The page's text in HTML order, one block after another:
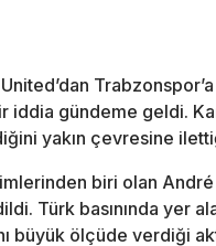
iddia gündeme geldi.
yakın çevresine
biri olan André
Türk basınında yer
büyük ölçüde verdiği